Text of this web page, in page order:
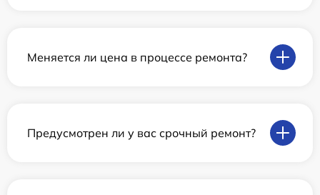
Меняется ли цена в процессе ремонта?
Предусмотрен ли у вас срочный ремонт?